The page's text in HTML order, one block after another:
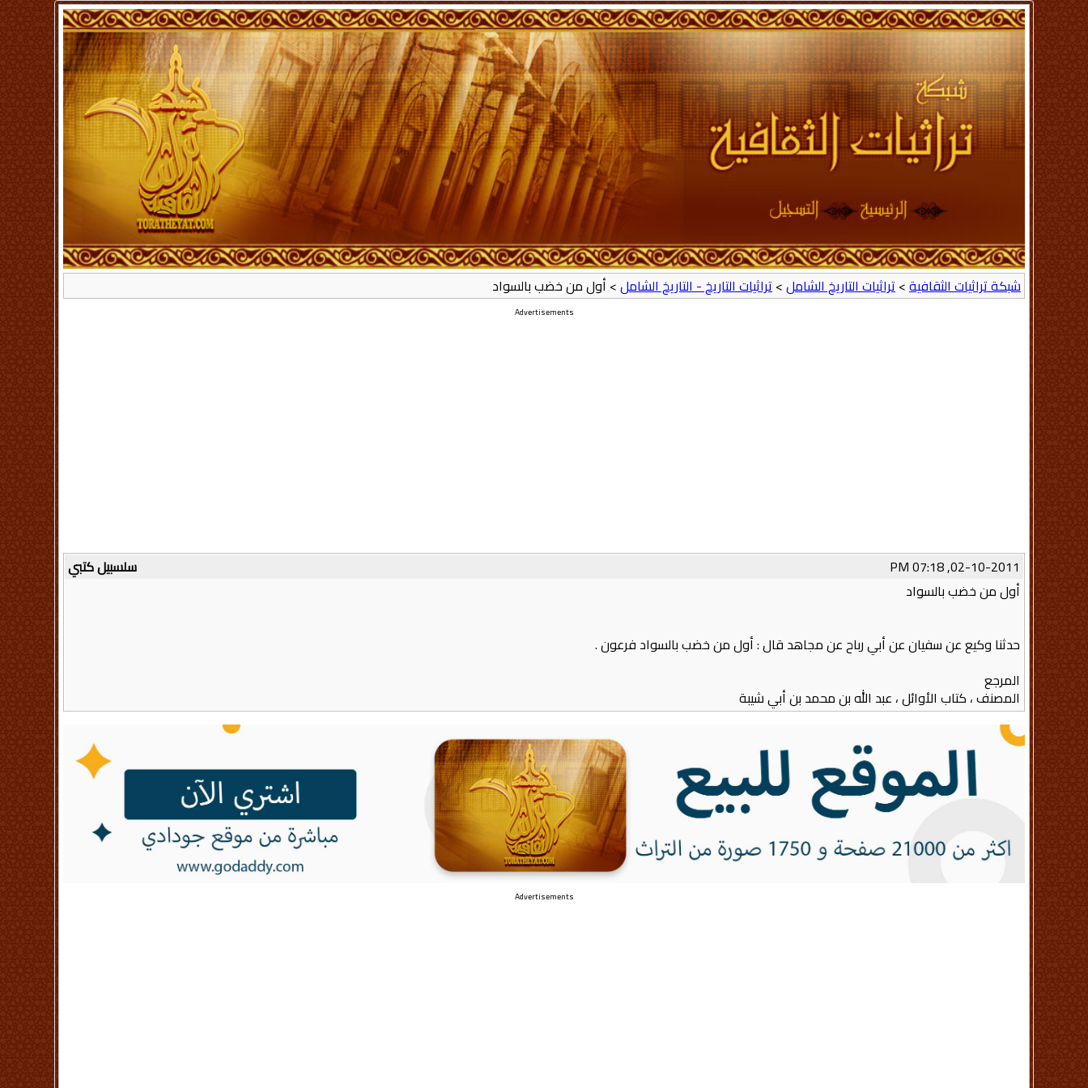
شبكة تراثيات الثقافية>تراثيات التاريخ الشامل>تراثيات التاريخ - التاريخ الشامل> أول من خضب بالسواد
Advertisements
سلسبيل كتبي
02-10-2011, 07:18 PM
أول من خضب بالسواد
حدثنا وكيع عن سفيان عن أبي رباح عن مجاهد قال : أول من خضب بالسواد فرعون .
المرجع
المصنف ، كتاب الأوائل ، عبد الله بن محمد بن أبي شيبة
Advertisements